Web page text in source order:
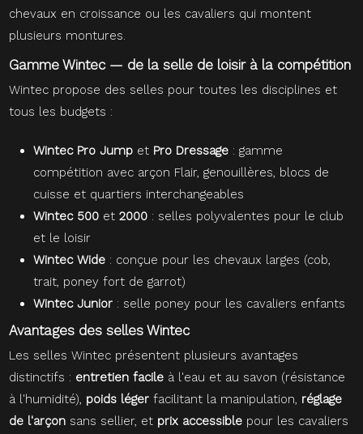
chevaux en croissance ou les cavaliers qui montent
plusieurs montures.
Gamme Wintec — de la selle de loisir à la compétition
Wintec propose des selles pour toutes les disciplines et
tous les budgets :
Wintec Pro Jump et Pro Dressage : gamme
compétition avec arçon Flair, genouillères, blocs de
cuisse et quartiers interchangeables
Wintec 500 et2000 : selles polyvalentes pour le club
et le loisir
Wintec Wide : conçue pour les chevaux larges (cob,
trait, poney fort de garrot)
Wintec Junior : selle poney pour les cavaliers enfants
Avantages des selles Wintec
Les selles Wintec présentent plusieurs avantages
distinctifs : entretien facile à l'eau et au savon (résistance
à l'humidité), poids léger facilitant la manipulation, réglage
de l'arçon sans sellier, et prix accessible pour les cavaliers